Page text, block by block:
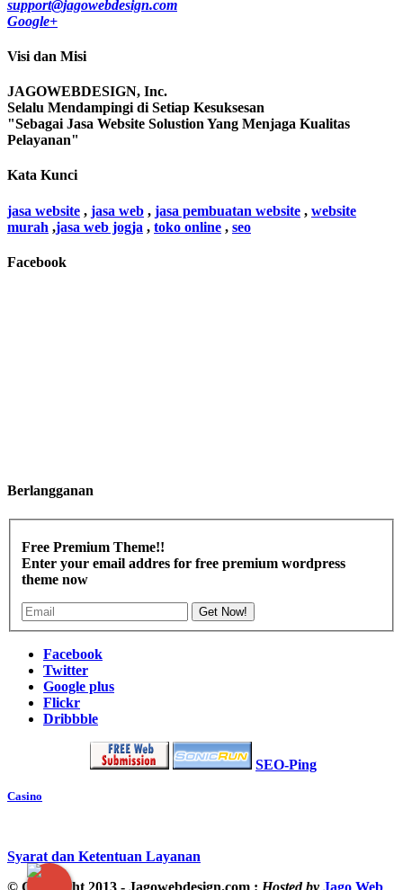
support@jagowebdesign.com
Google+
Visi dan Misi
JAGOWEBDESIGN, Inc.
Selalu Mendampingi di Setiap Kesuksesan
"Sebagai Jasa Website Solustion Yang Menjaga Kualitas
Pelayanan"
Kata Kunci
jasa website , jasa web , jasa pembuatan website , website
murah ,jasa web jogja , toko online , seo
Facebook
Berlangganan
Free Premium Theme!!
Enter your email addres for free premium wordpress
theme now
Get Now!
Facebook
Twitter
Google plus
Flickr
Dribbble
SEO-Ping
Casino
Syarat dan Ketentuan Layanan